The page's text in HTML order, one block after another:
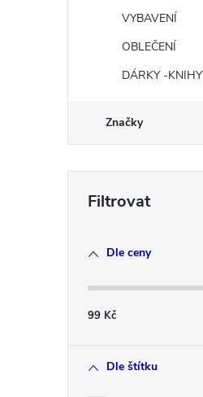
VYBAVENÍ
OBLEČENÍ
DÁRKY -KNIHY
Značky
Dle ceny
99 Kč
Dle štítku